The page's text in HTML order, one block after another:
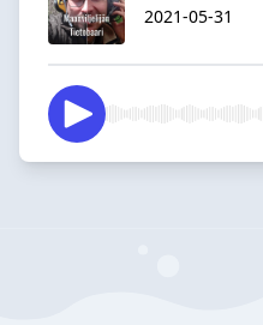
2021-05-31